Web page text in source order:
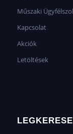
Műszaki
Kapcsolat
Akciók
Letöltések